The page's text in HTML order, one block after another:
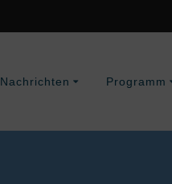
Nachrichten Programm